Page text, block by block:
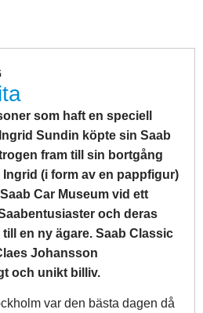
som haft en speciell
Sundin köpte sin Saab
fram till sin bortgång
(i form av en pappfigur)
Car Museum vid ett
och deras
en ny ägare. Saab Classic
Johansson
och unikt billiv.
var den bästa dagen då